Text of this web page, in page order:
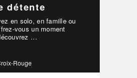
détente
en solo, en famille ou
vous un moment
...
Rouge